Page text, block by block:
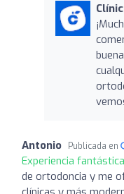
Antonio Publicada en
Experiencia
de ortodoncia y me